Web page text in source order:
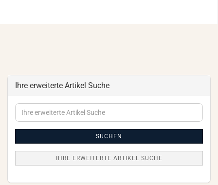
Ihre erweiterte Artikel Suche
Ihre
erweiterte
SUCHEN
IHRE ERWEITERTE ARTIKEL SUCHE